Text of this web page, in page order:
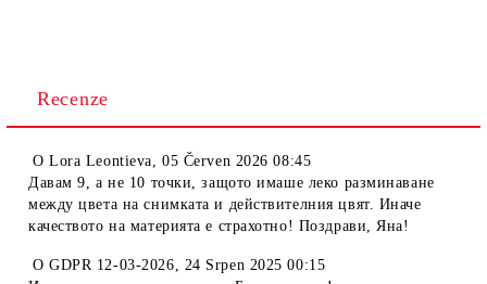
Recenze
OLora Leontieva,05 Červen 2026 08:45
Давам 9, а не 10 точки, защото имаше леко разминаване
между цвета на снимката и действителния цвят. Иначе
качеството на материята е страхотно! Поздрави, Яна!
OGDPR 12-03-2026, 24 Srpen 2025 00:15